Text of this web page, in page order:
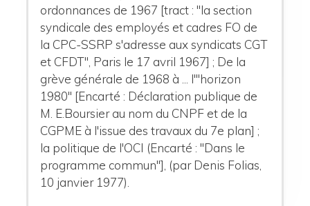
ordonnances de 1967 [tract : "la section
syndicale des employés et cadres FO de
la CPC-SSRP s'adresse aux syndicats CGT
et CFDT", Paris le 17 avril 1967] ; De la
grève générale de 1968 à ... l'"horizon
1980" [Encarté : Déclaration publique de
M. E.Boursier au nom du CNPF et de la
CGPME à l'issue des travaux du 7e plan] ;
la politique de l'OCI (Encarté : "Dans le
programme commun"], (par Denis Folias,
10 janvier 1977).